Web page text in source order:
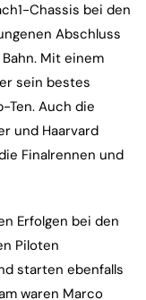
Chassis bei den
Abschluss
Mit einem
sein bestes
Ten. Auch die
und Haarvard
Finalrennen und
Erfolgen bei den
Piloten
starten ebenfalls
waren Marco